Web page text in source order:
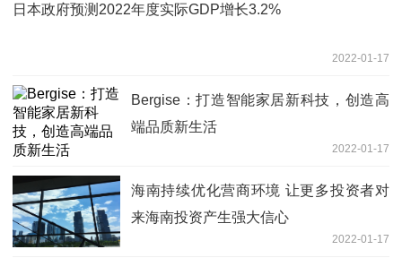
日本政府预测2022年度实际GDP增长3.2%
2022-01-17
Bergise：打造智能家居新科技，创造高
端品质新生活
2022-01-17
海南持续优化营商环境 让更多投资者对
来海南投资产生强大信心
2022-01-17